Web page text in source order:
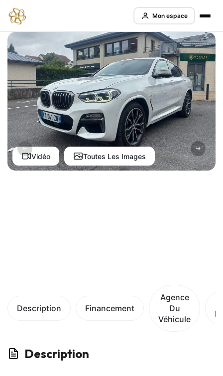
Mon espace
Vidéo Toutes Les Images
Description Financement
Agence
Du
Véhicule
Description